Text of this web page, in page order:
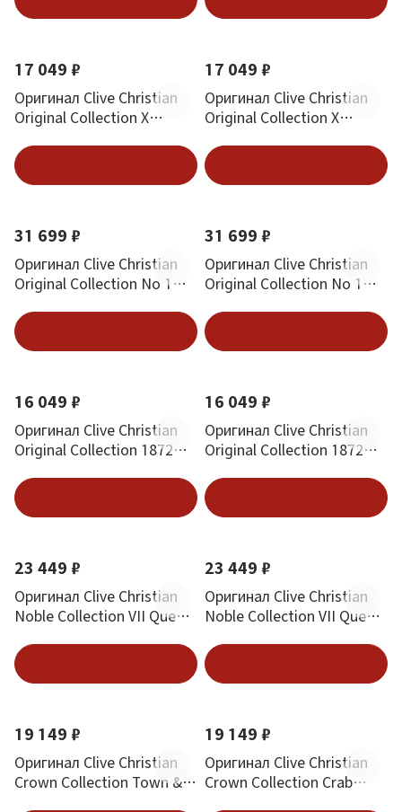
17 049 ₽
Оригинал Clive Christian
Original Collection X
50 ml
17 049 ₽
Оригинал Clive Christian
Original Collection X
ml
31 699 ₽
Оригинал Clive Christian
Original Collection No 1
50 ml
31 699 ₽
Оригинал Clive Christian
Original Collection No 1
ml
16 049 ₽
Оригинал Clive Christian
Original Collection 1872
50 ml
16 049 ₽
Оригинал Clive Christian
Original Collection 1872
ml
23 449 ₽
Оригинал Clive Christian
Noble Collection VII Queen
Spray 50 ml
23 449 ₽
Оригинал Clive Christian
Noble Collection VII Queen
Perfume Spray 50 ml
19 149 ₽
Оригинал Clive Christian
Crown Collection Town &
19 149 ₽
Оригинал Clive Christian
Crown Collection Crab